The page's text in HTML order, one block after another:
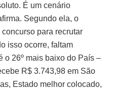
É um cenário
Segundo ela, o
para recrutar
isso ocorre, faltam
o 26º mais baixo do País –
R$ 3.743,98 em São
Estado melhor colocado,